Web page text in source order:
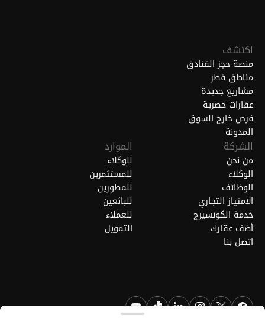
اكتشف
منصة حجز الفنادق
مناطق قطر
مشاريع جديدة
عقارات حصرية
فرص خارج السوق
المدونة
الشركة
من نحن
الوكلاء
الوظائف
الامتياز التجاري
خدمة الكونسيرج
أضف عقارك
اتصل بنا
الموارد
للوكلاء
للمستثمرين
للمطورين
للبائعين
للعملاء
التمويل